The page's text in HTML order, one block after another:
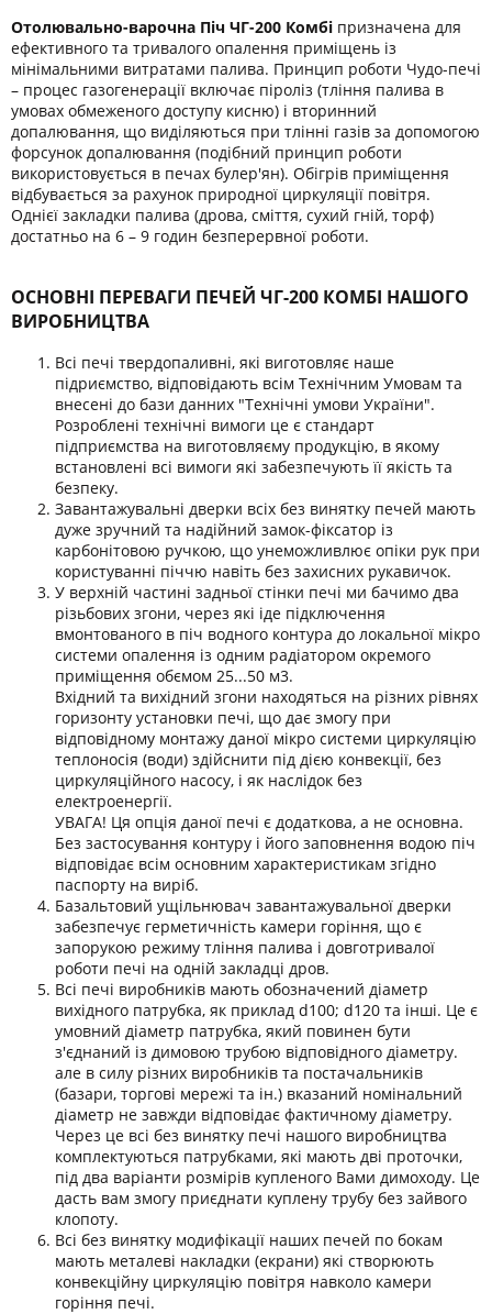
Отолювально-варочна Піч ЧГ-200 Комбі призначена для
ефективного та тривалого опалення приміщень із
мінімальними витратами палива. Принцип роботи Чудо-печі
– процес газогенерації включає піроліз (тління палива в
умовах обмеженого доступу кисню) і вторинний
допалювання, що виділяються при тлінні газів за допомогою
форсунок допалювання (подібний принцип роботи
використовується в печах булер'ян). Обігрів приміщення
відбувається за рахунок природної циркуляції повітря.
Однієї закладки палива (дрова, сміття, сухий гній, торф)
достатньо на 6 – 9 годин безперервної роботи.
ОСНОВНІ ПЕРЕВАГИ ПЕЧЕЙ ЧГ-200 КОМБІ НАШОГО
ВИРОБНИЦТВА
Всі печі твердопаливні, які виготовляє наше
підриємство, відповідають всім Технічним Умовам та
внесені до бази данних "Технічні умови України".
Розроблені технічні вимоги це є стандарт
підприємства на виготовляєму продукцію, в якому
встановлені всі вимоги які забезпечують її якість та
безпеку.
Завантажувальні дверки всіх без винятку печей мають
дуже зручний та надійний замок-фіксатор із
карбонітовою ручкою, що унеможливлює опіки рук при
користуванні піччю навіть без захисних рукавичок.
У верхній частині задньої стінки печі ми бачимо два
різьбових згони, через які іде підключення
вмонтованого в піч водного контура до локальної мікро
системи опалення із одним радіатором окремого
приміщення обємом 25...50 м3.
Вхідний та вихідний згони находяться на різних рівнях
горизонту установки печі, що дає змогу при
відповідному монтажу даної мікро системи циркуляцію
теплоносія (води) здійснити під дією конвекції, без
циркуляційного насосу, і як наслідок без
електроенергії.
УВАГА! Ця опція даної печі є додаткова, а не основна.
Без застосування контуру і його заповнення водою піч
відповідає всім основним характеристикам згідно
паспорту на виріб.
Базальтовий ущільнювач завантажувальної дверки
забезпечує герметичність камери горіння, що є
запорукою режиму тління палива і довготривалої
роботи печі на одній закладці дров.
Всі печі виробників мають обозначений діаметр
вихідного патрубка, як приклад d100; d120 та інші. Це є
умовний діаметр патрубка, який повинен бути
з'єднаний із димовою трубою відповідного діаметру.
але в силу різних виробників та постачальників
(базари, торгові мережі та ін.) вказаний номінальний
діаметр не завжди відповідає фактичному діаметру.
Через це всі без винятку печі нашого виробництва
комплектуються патрубками, які мають дві проточки,
під два варіанти розмірів купленого Вами димоходу. Це
дасть вам змогу приєднати куплену трубу без зайвого
клопоту.
Всі без винятку модифікації наших печей по бокам
мають металеві накладки (екрани) які створюють
конвекційну циркуляцію повітря навколо камери
горіння печі.